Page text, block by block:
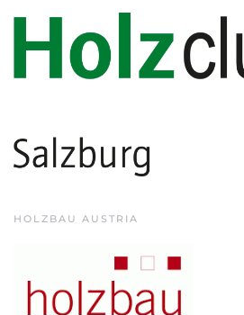
HOLZBAU AUSTRIA